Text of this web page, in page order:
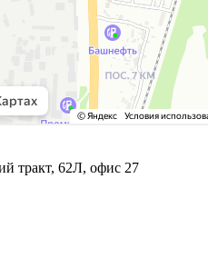
тракт, 62Л, офис 27